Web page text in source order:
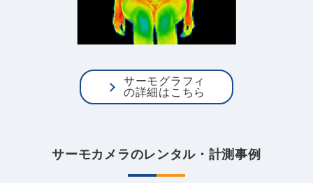
サーモグラフィ
の詳細はこちら
サーモカメラのレンタル・計測事例